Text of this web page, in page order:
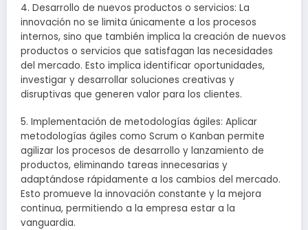
4. Desarrollo de nuevos productos o servicios: La
innovación no se limita únicamente a los procesos
internos, sino que también implica la creación de nuevos
productos o servicios que satisfagan las necesidades
del mercado. Esto implica identificar oportunidades,
investigar y desarrollar soluciones creativas y
disruptivas que generen valor para los clientes.
5. Implementación de metodologías ágiles: Aplicar
metodologías ágiles como Scrum o Kanban permite
agilizar los procesos de desarrollo y lanzamiento de
productos, eliminando tareas innecesarias y
adaptándose rápidamente a los cambios del mercado.
Esto promueve la innovación constante y la mejora
continua, permitiendo a la empresa estar a la
vanguardia.